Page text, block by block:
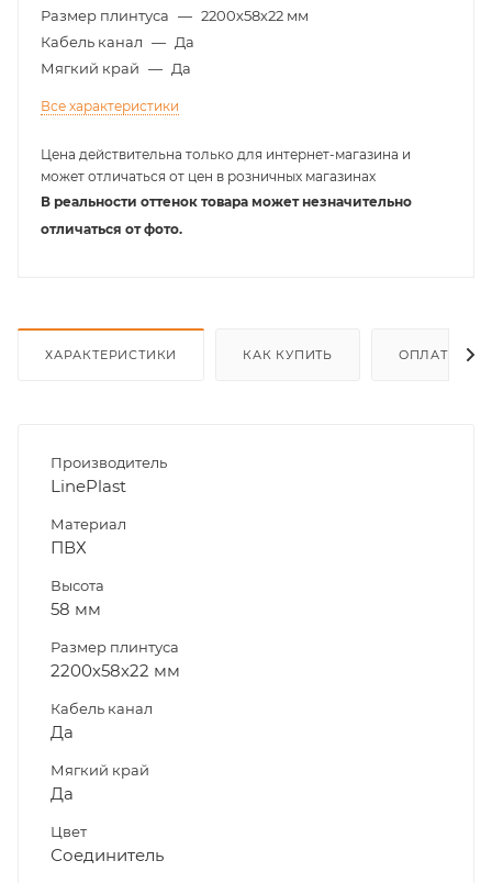
Размер плинтуса — 2200х58х22 мм
Кабель канал — Да
Мягкий край — Да
Все характеристики
Цена действительна только для интернет-магазина и
может отличаться от цен в розничных магазинах
В реальности оттенок товара может незначительно
отличаться от фото.
ХАРАКТЕРИСТИКИ КАК КУПИТЬ ОПЛАТА
Производитель
LinePlast
Материал
ПВХ
Высота
58 мм
Размер плинтуса
2200х58х22 мм
Кабель канал
Да
Мягкий край
Да
Цвет
Соединитель